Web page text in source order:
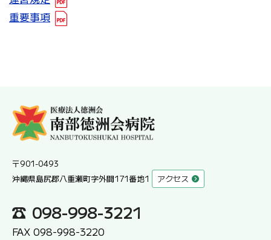
重要事項
〒901-0493
沖縄県島尻郡八重瀬町字外間171番地1
アクセス
098-998-3221
FAX 098-998-3220